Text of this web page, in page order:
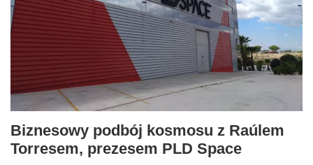
Biznesowy podbój kosmosu z Raúlem
Torresem, prezesem PLD Space